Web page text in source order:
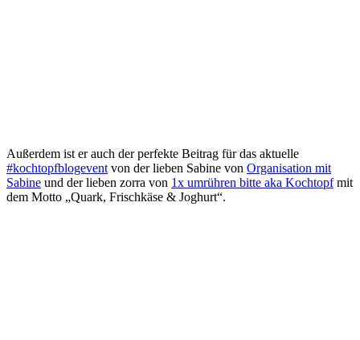
Außerdem ist er auch der perfekte Beitrag für das aktuelle
#kochtopfblogevent von der lieben Sabine von Organisation mit
Sabine und der lieben zorra von 1x umrühren bitte aka Kochtopfmit
dem Motto „Quark, Frischkäse & Joghurt“.